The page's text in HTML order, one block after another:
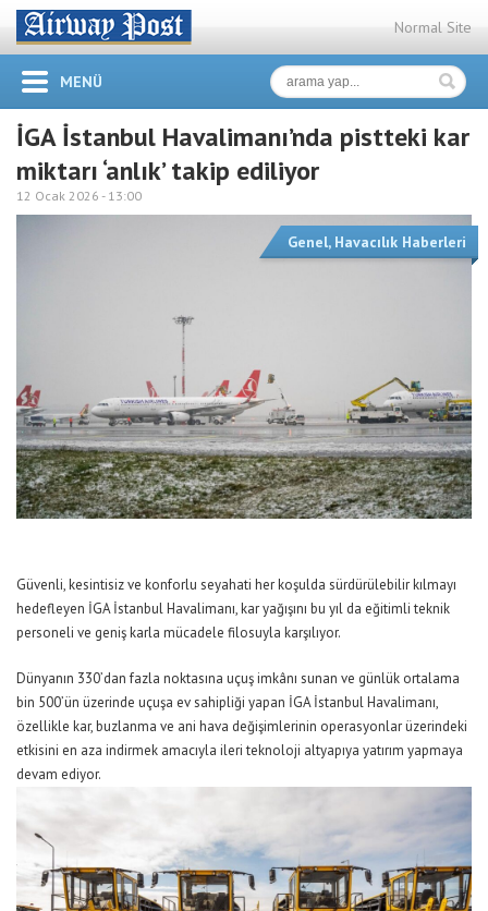
Normal Site
MENÜ
İGA İstanbul Havalimanı’nda pistteki kar
miktarı ‘anlık’ takip ediliyor
12 Ocak 2026 - 13:00
Genel, Havacılık Haberleri
Güvenli, kesintisiz ve konforlu seyahati her koşulda sürdürülebilir kılmayı
hedefleyen İGA İstanbul Havalimanı, kar yağışını bu yıl da eğitimli teknik
personeli ve genişkarla mücadele filosuyla karşılıyor.
Dünyanın 330’dan fazla noktasına uçuş imkânı sunan ve günlük ortalama
bin 500’ün üzerinde uçuşa ev sahipliği yapan İGA İstanbul Havalimanı,
özellikle kar, buzlanma ve ani hava değişimlerinin operasyonlar üzerindeki
etkisini en aza indirmek amacıyla ileri teknoloji altyapıya yatırım yapmaya
devam ediyor.